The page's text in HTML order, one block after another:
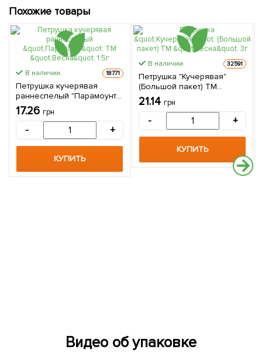
Похожие товары
В наличии. 18771
Петрушка кучерявая
раннеспелый "Парамоунт"
ТМ "Весна" 1.5г
17.26 грн
- +
КУПИТЬ
В наличии. 32591
Петрушка "Кучерявая"
(Большой пакет) ТМ
"Весна" 3г
21.14 грн
- +
КУПИТЬ
Видео об упаковке